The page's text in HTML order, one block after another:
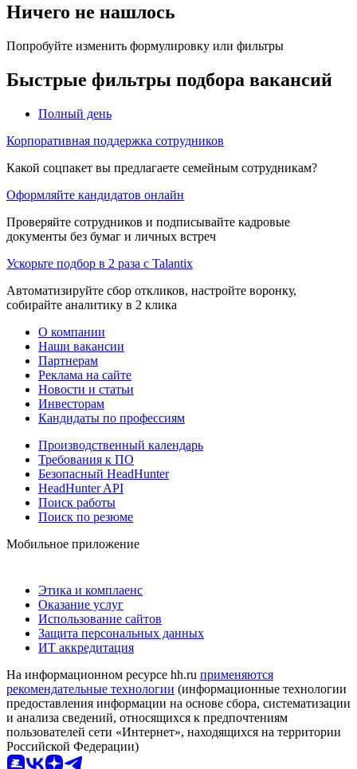
Ничего не нашлось
Попробуйте изменить формулировку или фильтры
Быстрые фильтры подбора вакансий
Полный день
Корпоративная поддержка сотрудников
Какой соцпакет вы предлагаете семейным сотрудникам?
Оформляйте кандидатов онлайн
Проверяйте сотрудников и подписывайте кадровые
документы без бумаг и личных встреч
Ускорьте подбор в 2 раза с Talantix
Автоматизируйте сбор откликов, настройте воронку,
собирайте аналитику в 2 клика
О компании
Наши вакансии
Партнерам
Реклама на сайте
Новости и статьи
Инвесторам
Кандидаты по профессиям
Производственный календарь
Требования к ПО
Безопасный HeadHunter
HeadHunter API
Поиск работы
Поиск по резюме
Мобильное приложение
Этика и комплаенс
Оказание услуг
Использование сайтов
Защита персональных данных
ИТ аккредитация
На информационном ресурсе hh.ru применяются
рекомендательные технологии (информационные технологии
предоставления информации на основе сбора, систематизации
и анализа сведений, относящихся к предпочтениям
пользователей сети «Интернет», находящихся на территории
Российской Федерации)